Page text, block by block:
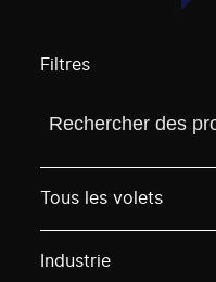
Filtres
Trouvez un
Tous les volets
Industrie